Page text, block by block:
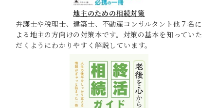
地主のための相続対策
弁護士や税理士、建築士、不動産コンサルタント他７名に
よる地主の方向けの対策本です。対策の基本を知っていた
だくようにわかりやすく解説しています。